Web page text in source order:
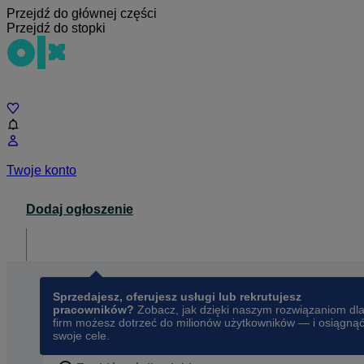
Przejdź do głównej części
Przejdź do stopki
Twoje konto
Dodaj ogłoszenie
Sprzedajesz, oferujesz usługi lub rekrutujesz
pracowników? Zobacz, jak dzięki naszym rozwiązaniom dla
firm możesz dotrzeć do milionów użytkowników — i osiągnąć
swoje cele.